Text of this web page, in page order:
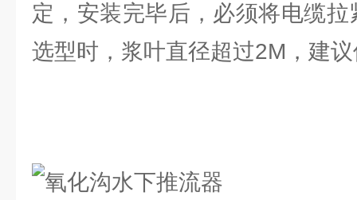
定，安装完毕后，必须将电缆
选型时，浆叶直径超过2M，建